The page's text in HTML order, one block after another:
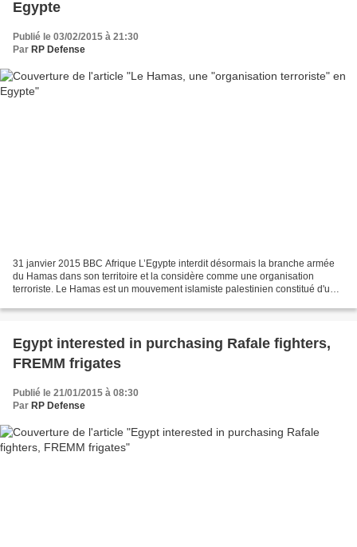
Egypte
Publié le 03/02/2015 à 21:30
Par RP Defense
31 janvier 2015 BBC Afrique L’Egypte interdit désormais la branche armée
du Hamas dans son territoire et la considère comme une organisation
terroriste. Le Hamas est un mouvement islamiste palestinien constitué d'une
Egypt interested in purchasing Rafale fighters,
FREMM frigates
Publié le 21/01/2015 à 08:30
Par RP Defense